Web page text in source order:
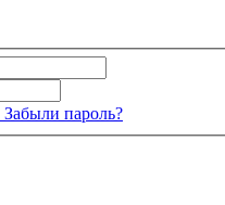
Забыли пароль?